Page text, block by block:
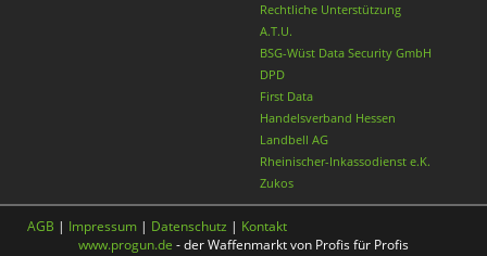
Rechtliche Unterstützung
A.T.U.
BSG-Wüst Data Security GmbH
DPD
First Data
Handelsverband Hessen
Landbell AG
Rheinischer-Inkassodienst e.K.
Zukos
AGB | Impressum | Datenschutz | Kontakt
www.progun.de - der Waffenmarkt von Profis für Profis